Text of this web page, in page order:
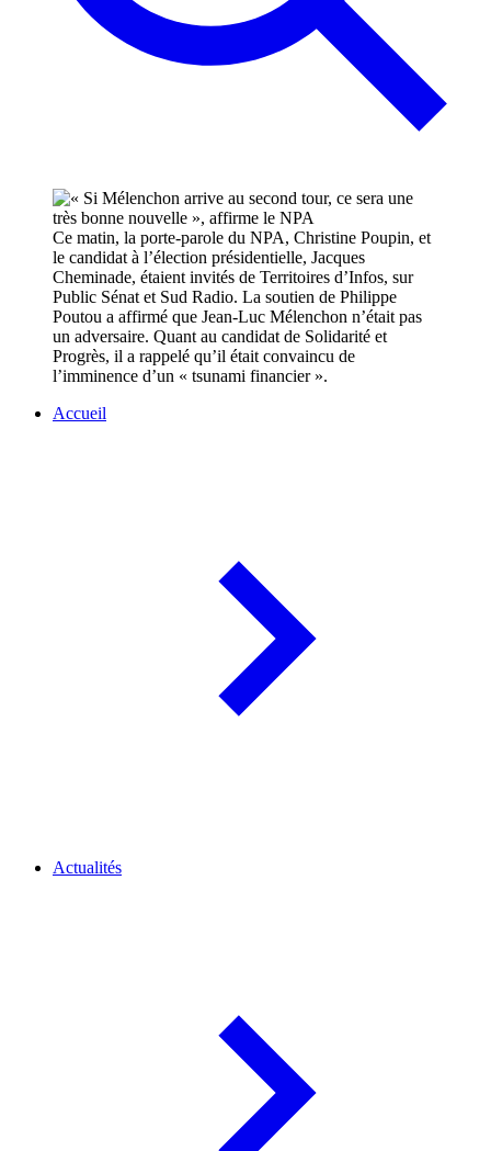
Ce matin, la porte-parole du NPA, Christine Poupin, et
le candidat à l’élection présidentielle, Jacques
Cheminade, étaient invités de Territoires d’Infos, sur
Public Sénat et Sud Radio. La soutien de Philippe
Poutou a affirmé que Jean-Luc Mélenchon n’était pas
un adversaire. Quant au candidat de Solidarité et
Progrès, il a rappelé qu’il était convaincu de
l’imminence d’un « tsunami financier ».
Accueil
Actualités